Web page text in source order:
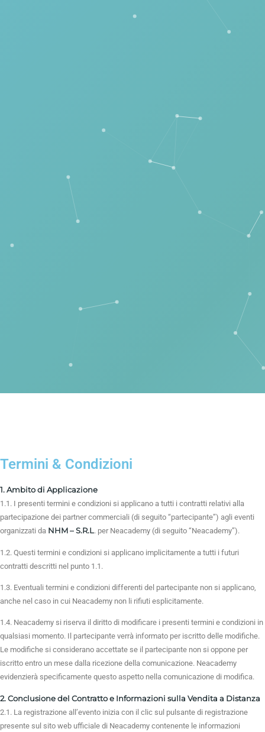
Termini & Condizioni
1. Ambito di Applicazione
1.1. I presenti termini e condizioni si applicano a tutti i contratti relativi alla
partecipazione dei partner commerciali (di seguito “partecipante”) agli eventi
organizzati da NHM – S.R.L. per Neacademy (di seguito “Neacademy”).
1.2. Questi termini e condizioni si applicano implicitamente a tutti i futuri
contratti descritti nel punto 1.1.
1.3. Eventuali termini e condizioni differenti del partecipante non si applicano,
anche nel caso in cui Neacademy non li rifiuti esplicitamente.
1.4. Neacademy si riserva il diritto di modificare i presenti termini e condizioni in
qualsiasi momento. Il partecipante verrà informato per iscritto delle modifiche.
Le modifiche si considerano accettate se il partecipante non si oppone per
iscritto entro un mese dalla ricezione della comunicazione. Neacademy
evidenzierà specificamente questo aspetto nella comunicazione di modifica.
2. Conclusione del Contratto e Informazioni sulla Vendita a Distanza
2.1. La registrazione all’evento inizia con il clic sul pulsante di registrazione
presente sul sito web ufficiale di Neacademy contenente le informazioni